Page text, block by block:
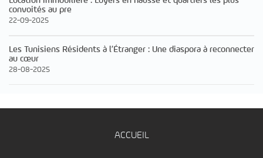
convoités au pre
22-09-2025
Les Tunisiens Résidents à l’Étranger : Une diaspora à reconnecter
au cœur
28-08-2025
ACCUEIL